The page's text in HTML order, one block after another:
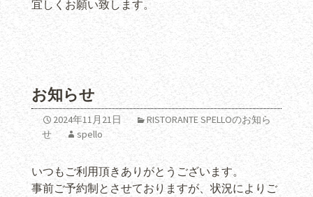
宜しくお願い致します。
お知らせ
2024年11月21日
RISTORANTE SPELLOのお知ら
せ
spello
いつもご利用頂きありがとうございます。
事前ご予約制とさせておりますが、状況によりご